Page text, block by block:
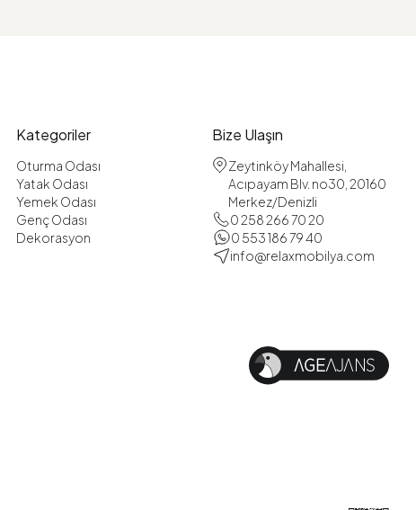
Kategoriler
Oturma Odası
Yatak Odası
Yemek Odası
Genç Odası
Dekorasyon
Bize Ulaşın
Zeytinköy Mahallesi,
Acıpayam Blv. no30, 20160
Merkez/Denizli
0 258 266 70 20
0 553 186 79 40
info@relaxmobilya.com